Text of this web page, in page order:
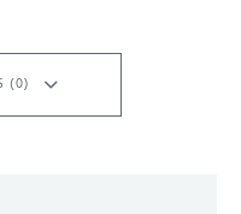
(0)